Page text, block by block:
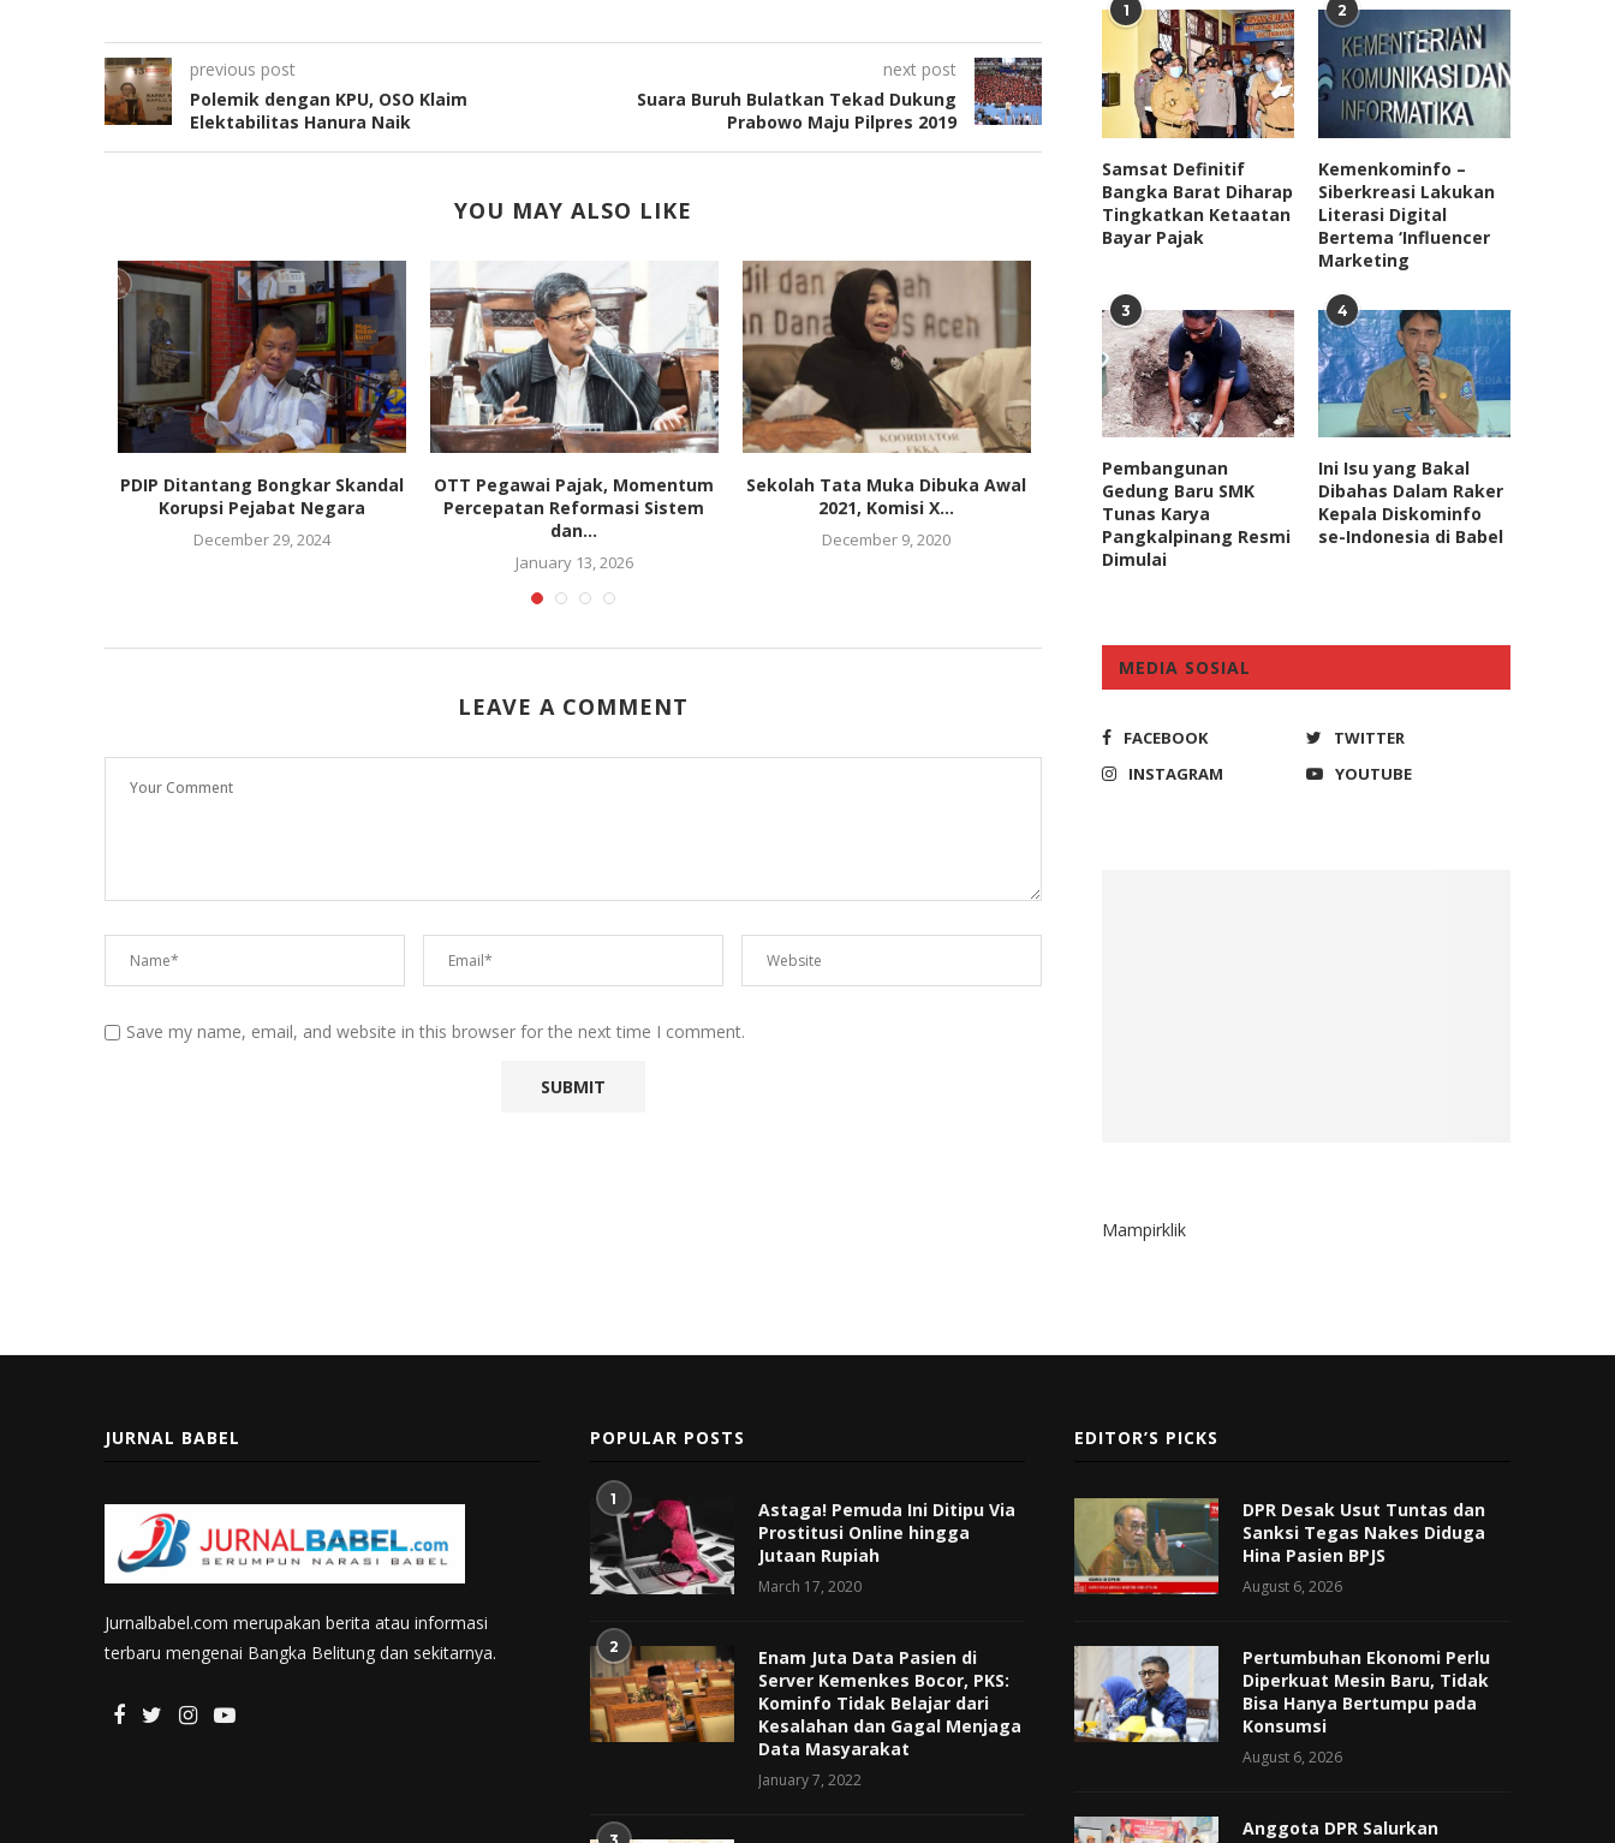
previous post
Polemik dengan KPU, OSO Klaim
Elektabilitas Hanura Naik
next post
Suara Buruh Bulatkan Tekad Dukung
Prabowo Maju Pilpres 2019
YOU MAY ALSO LIKE
PDIP Ditantang Bongkar Skandal
Korupsi Pejabat Negara
December 29, 2024
OTT Pegawai Pajak, Momentum
Percepatan Reformasi Sistem
dan...
January 13, 2026
Sekolah Tata Muka Dibuka Awal
2021, Komisi X...
December 9, 2020
Komisi IX DPR Jamin Tak
Sembarangan Datangkan
Dokter...
July 10, 2024
Amankan Hari
April, Polri Sebar 40...
April 11, 2019
LEAVE A COMMENT
Save my name, email, and website in this browser for the next time I comment.
1
Samsat Definitif
Bangka Barat Diharap
Tingkatkan Ketaatan
Bayar Pajak
2
Kemenkominfo –
Siberkreasi Lakukan
Literasi Digital
Bertema ‘Influencer
Marketing
3
Pembangunan
Gedung Baru SMK
Tunas Karya
Pangkalpinang Resmi
Dimulai
4
Ini Isu yang Bakal
Dibahas Dalam Raker
Kepala Diskominfo
se-Indonesia di Babel
MEDIA SOSIAL
FACEBOOK
TWITTER
INSTAGRAM
YOUTUBE
Mampirklik
JURNAL BABEL
Jurnalbabel.com merupakan berita atau informasi
terbaru mengenai Bangka Belitung dan sekitarnya.
POPULAR POSTS
1
Astaga! Pemuda Ini Ditipu Via
Prostitusi Online hingga
Jutaan Rupiah
March 17, 2020
2
Enam Juta Data Pasien di
Server Kemenkes Bocor, PKS:
Kominfo Tidak Belajar dari
Kesalahan dan Gagal Menjaga
Data Masyarakat
January 7, 2022
EDITOR’S PICKS
DPR Desak Usut Tuntas dan
Sanksi Tegas Nakes Diduga
Hina Pasien BPJS
August 6, 2026
Pertumbuhan Ekonomi Perlu
Diperkuat Mesin Baru, Tidak
Bisa Hanya Bertumpu pada
Konsumsi
August 6, 2026
Anggota DPR Salurkan